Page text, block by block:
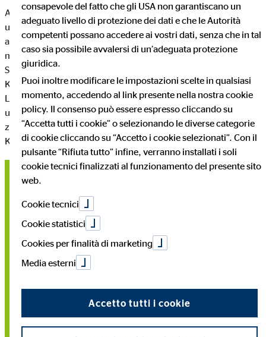
Auf dieser Seite haben Sie die Möglichkeit bestimmte Produkte
und Finanzlösungen herauszustellen. Wenn sie einen Fokus
auf einen Bereich haben, der Ihnen liegt oder den Sie fördern
möchten, bietet sich eine solche Seite an. Sie können auf dieser
Seite einen spreziellen Lösungsansatz darstellen und Ihren
Kunden wichtige Argumente liefern, die Sie überzeugen.
Leiten Sie diese Seite wieder mit einem ansprechenden Text ein
und führen Sie Ihre Kunden durch die Inhalte. Schaffen Sie
zwischen den Textblöcken immerwieder
Kontaktmöglichkeiten.
Finanzlösung / Produkt 1
Stellen Sie in dieser Übersicht Ihr Portfolio dar. Jede der
Flächen steht für ein Produkt, welches Sie
schwerpunktmäßig hervorheben möchten. Für mehr
Informationen können Sie den Kunden über einen Button auf
eine weiterführende Seite leiten.
Finanzlösung / Produkt 2
consapevole del fatto che gli USA non garantiscano un
adeguato livello di protezione dei dati e che le Autorità
competenti possano accedere ai vostri dati, senza che in tal
caso sia possibile avvalersi di un’adeguata protezione
giuridica.
Puoi inoltre modificare le impostazioni scelte in qualsiasi
momento, accedendo al link presente nella nostra cookie
policy. Il consenso può essere espresso cliccando su
“Accetta tutti i cookie” o selezionando le diverse categorie
di cookie cliccando su “Accetto i cookie selezionati”. Con il
pulsante “Rifiuta tutto” infine, verranno installati i soli
cookie tecnici finalizzati al funzionamento del presente sito
web.
Cookie tecnici
Cookie statistici
Cookies per finalità di marketing
Media esterni
Accetto tutti i cookie